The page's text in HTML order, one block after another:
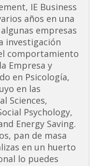
IE Business
años en una
empresas
investigación
comportamiento
Empresa y
en Psicología,
en las
Sciences,
Psychology,
Energy Saving.
pan de masa
en un huerto
lo puedes